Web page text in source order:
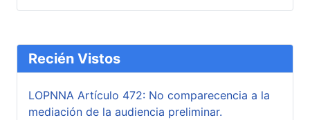
Recién Vistos
LOPNNA Artículo 472: No comparecencia a la
mediación de la audiencia preliminar.